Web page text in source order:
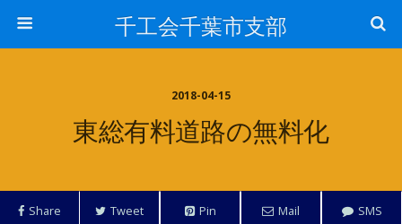
千工会千葉市支部
2018-04-15
東総有料道路の無料化
Share Tweet Pin Mail SMS